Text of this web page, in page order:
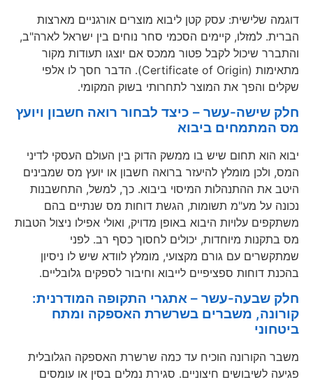
דוגמה שלישית: עסק קטן ליבוא מוצרים אורגניים מארצות
הברית. למזלו, קיימים הסכמי סחר נוחים בין ישראל לארה"ב,
והתברר שיכול לקבל פטור ממכס אם יוצגו תעודות מקור
מתאימות (Certificate of Origin). הדבר חסך לו אלפי
שקלים והפך את המוצר לתחרותי בשוק המקומי.
חלק שישה-עשר – כיצד לבחור רואה חשבון ויועץ
מס המתמחים ביבוא
יבוא הוא תחום שיש בו ממשק הדוק בין העולם העסקי לדיני
המס, ולכן מומלץ להיעזר ברואה חשבון או יועץ מס שמבינים
היטב את ההתנהלות המיסוי ביבוא. כך, למשל, התחשבנות
נכונה על מע"מ תשומות, הגשת דוחות מס שנתיים בהם
משתקפים עלויות היבוא באופן מדויק, ואולי אפילו ניצול הטבות
מס בתקנות מיוחדות, יכולים לחסוך כסף רב. לפני
שמתקשרים עם גורם מקצועי, מומלץ לוודא שיש לו ניסיון
בהכנת דוחות ספציפיים לייבוא וחיבור לספקים גלובליים.
חלק שבעה-עשר – אתגרי התקופה המודרנית:
קורונה, משברים בשרשרת האספקה ומתח
ביטחוני
משבר הקורונה הוכיח עד כמה שרשרת האספקה הגלובלית
פגיעה לשיבושים חיצוניים. סגירת נמלים בסין או עומסים